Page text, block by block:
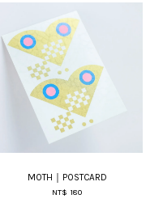
MOTH｜POSTCARD
NT$ 180